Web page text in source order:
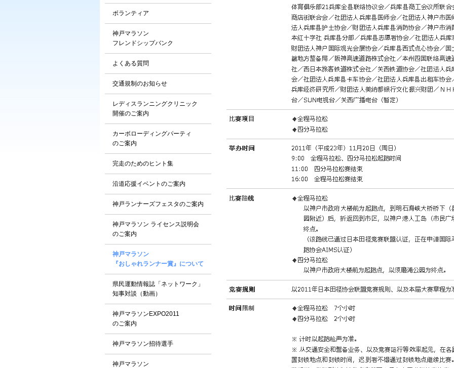
ボランティア
神戸マラソン
フレンドシップバンク
よくある質問
交通規制のお知らせ
レディスランニングクリニック
開催のご案内
カーボローディングパーティ
のご案内
完走のためのヒント集
沿道応援イベントのご案内
神戸ランナーズフェスタのご案内
神戸マラソン ライセンス説明会
のご案内
神戸マラソン
『おしゃれランナー賞』について
県民運動情報誌「ネットワーク」
知事対談（動画）
神戸マラソンEXPO2011
のご案内
神戸マラソン招待選手
神戸マラソン